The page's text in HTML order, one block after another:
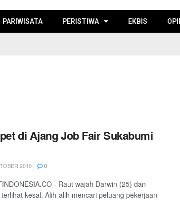
PARIWISATA PERISTIWA EKBIS
di Ajang Job Fair Sukabumi
2019 0
- Raut wajah Darwin (25) dan
kesal. Alih-alih mencari peluang pekerjaan